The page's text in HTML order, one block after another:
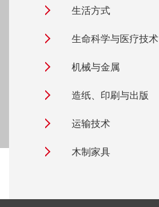
生活方式
生命科学与医疗技术
机械与金属
造纸、印刷与出版
运输技术
木制家具